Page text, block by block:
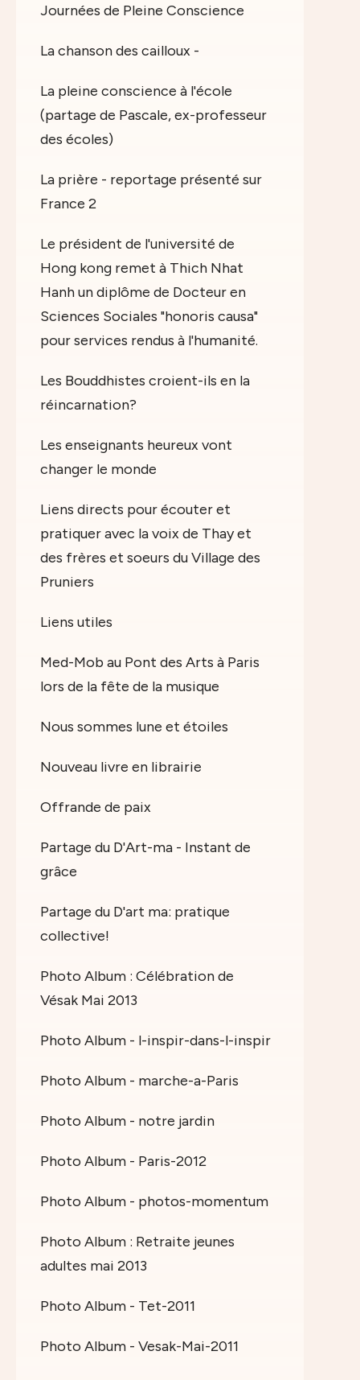
Journées de Pleine Conscience
La chanson des cailloux -
La pleine conscience à l'école
(partage de Pascale, ex-professeur
des écoles)
La prière - reportage présenté sur
France 2
Le président de l'université de
Hong kong remet à Thich Nhat
Hanh un diplôme de Docteur en
Sciences Sociales "honoris causa"
pour services rendus à l'humanité.
Les Bouddhistes croient-ils en la
réincarnation?
Les enseignants heureux vont
changer le monde
Liens directs pour écouter et
pratiquer avec la voix de Thay et
des frères et soeurs du Village des
Pruniers
Liens utiles
Med-Mob au Pont des Arts à Paris
lors de la fête de la musique
Nous sommes lune et étoiles
Nouveau livre en librairie
Offrande de paix
Partage du D'Art-ma - Instant de
grâce
Partage du D'art ma: pratique
collective!
Photo Album : Célébration de
Vésak Mai 2013
Photo Album - l-inspir-dans-l-inspir
Photo Album - marche-a-Paris
Photo Album - notre jardin
Photo Album - Paris-2012
Photo Album - photos-momentum
Photo Album : Retraite jeunes
adultes mai 2013
Photo Album - Tet-2011
Photo Album - Vesak-Mai-2011